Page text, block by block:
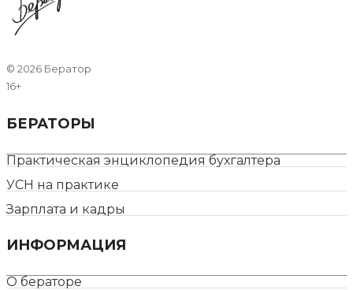
© 2026 Бератор
16+
БЕРАТОРЫ
Практическая энциклопедия бухгалтера
УСН на практике
Зарплата и кадры
ИНФОРМАЦИЯ
О бераторе